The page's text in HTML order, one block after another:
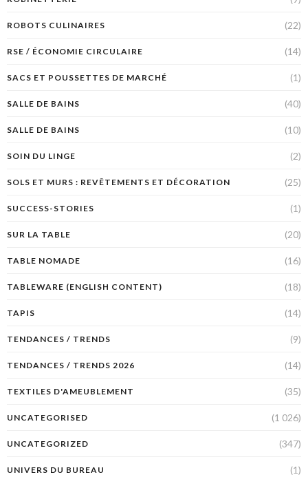
ROBOTS CULINAIRES (22)
RSE / ÉCONOMIE CIRCULAIRE (14)
SACS ET POUSSETTES DE MARCHÉ (1)
SALLE DE BAINS (40)
SALLE DE BAINS (10)
SOIN DU LINGE (2)
SOLS ET MURS : REVÊTEMENTS ET DÉCORATION (25)
SUCCESS-STORIES (1)
SUR LA TABLE (20)
TABLE NOMADE (16)
TABLEWARE (ENGLISH CONTENT) (18)
TAPIS (14)
TENDANCES / TRENDS (9)
TENDANCES / TRENDS 2026 (14)
TEXTILES D'AMEUBLEMENT (35)
UNCATEGORISED (1 026)
UNCATEGORIZED (347)
UNIVERS DU BUREAU (1)